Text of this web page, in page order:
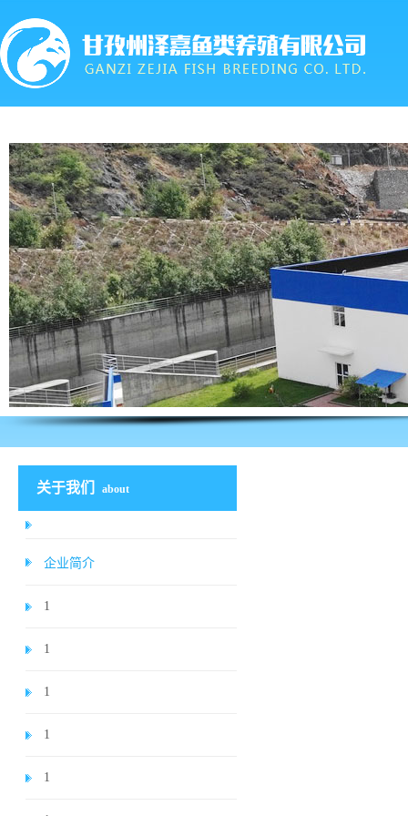
关于我们 about
企业简介
1
1
1
1
1